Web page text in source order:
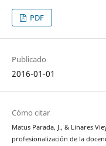
PDF
Publicado
2016-01-01
Cómo citar
Matus Parada, J., & Linares
profesionalización de la